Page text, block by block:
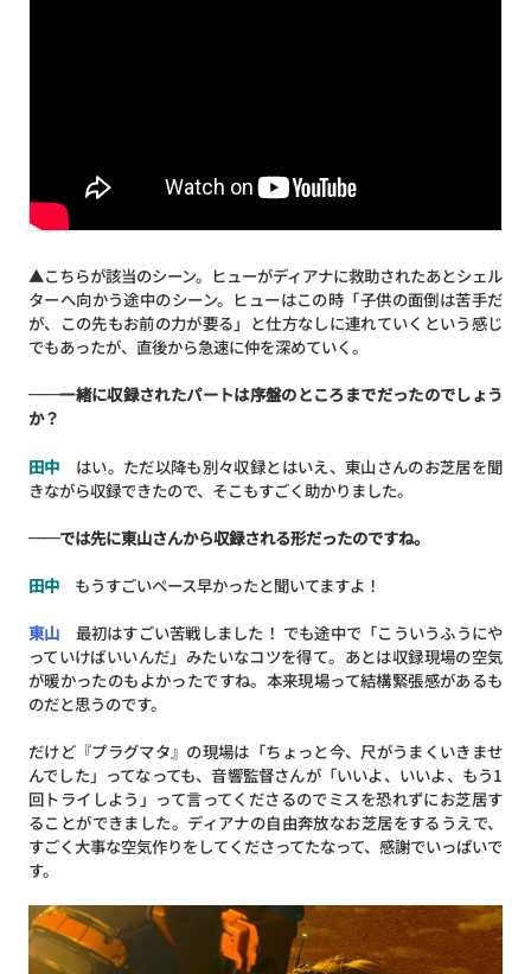
▲こちらが該当のシーン。ヒューがディアナに救助されたあとシェル
ターへ向かう途中のシーン。ヒューはこの時「子供の面倒は苦手だ
が、この先もお前の力が要る」と仕方なしに連れていくという感じ
でもあったが、直後から急速に仲を深めていく。
──一緒に収録されたパートは序盤のところまでだったのでしょう
か？
田中 はい。ただ以降も別々収録とはいえ、東山さんのお芝居を聞
きながら収録できたので、そこもすごく助かりました。
──では先に東山さんから収録される形だったのですね。
田中もうすごいペース早かったと聞いてますよ！
東山 最初はすごい苦戦しました！ でも途中で「こういうふうにや
っていけばいいんだ」みたいなコツを得て。あとは収録現場の空気
が暖かったのもよかったですね。本来現場って結構緊張感があるも
のだと思うのです。
だけど『プラグマタ』の現場は「ちょっと今、尺がうまくいきませ
んでした」ってなっても、音響監督さんが「いいよ、いいよ、もう1
回トライしよう」って言ってくださるのでミスを恐れずにお芝居す
ることができました。ディアナの自由奔放なお芝居をするうえで、
すごく大事な空気作りをしてくださってたなって、感謝でいっぱいで
す。